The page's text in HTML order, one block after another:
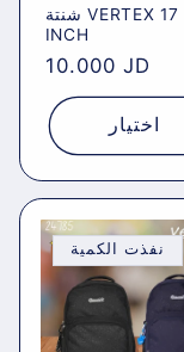
شنتة VERTEX 17
INCH
Regular
price
10.000 JD
اختيار
نفذت الكمية